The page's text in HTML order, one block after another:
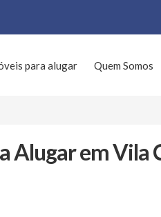
para alugar Quem Somos
em Vila